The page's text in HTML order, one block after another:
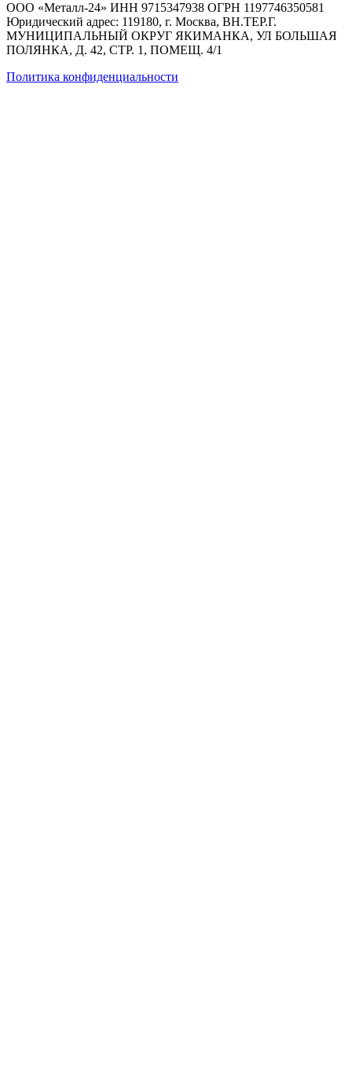
ООО «Металл-24» ИНН 9715347938 ОГРН 1197746350581
Юридический адрес: 119180, г. Москва, ВН.ТЕР.Г.
МУНИЦИПАЛЬНЫЙ ОКРУГ ЯКИМАНКА, УЛ БОЛЬШАЯ
ПОЛЯНКА, Д. 42, СТР. 1, ПОМЕЩ. 4/1
Политика конфиденциальности